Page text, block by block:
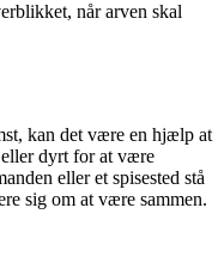
når arven skal
kan det være en hjælp at
dyrt for at være
eller et spisested stå
sig om at være sammen.